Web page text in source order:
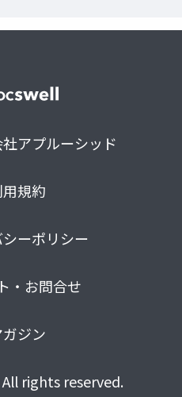
アプルーシッド
規約
ーポリシー
・お問合せ
ジン
rights reserved.